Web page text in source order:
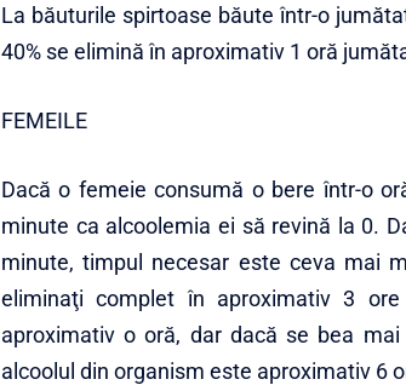
La băuturile spirtoase băute într-o
40% se elimină în aproximativ 1 oră
FEMEILE
Dacă o femeie consumă o bere într-o
minute ca alcoolemia ei să revină la 0.
minute, timpul necesar este ceva mai
eliminaţi complet în aproximativ 3
aproximativ o oră, dar dacă se bea
alcoolul din organism este aproximativ 6